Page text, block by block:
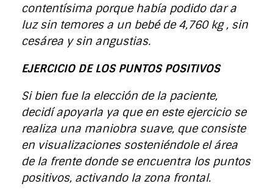
contentísima porque había podido dar a
luz sin temores a un bebé de 4,760 kg , sin
cesárea y sin angustias.
EJERCICIO DE LOS PUNTOS POSITIVOS
Si bien fue la elección de la paciente,
decidí apoyarla ya que en este ejercicio se
realiza una maniobra suave, que consiste
en visualizaciones sosteniéndole el área
de la frente donde se encuentra los puntos
positivos, activando la zona frontal.